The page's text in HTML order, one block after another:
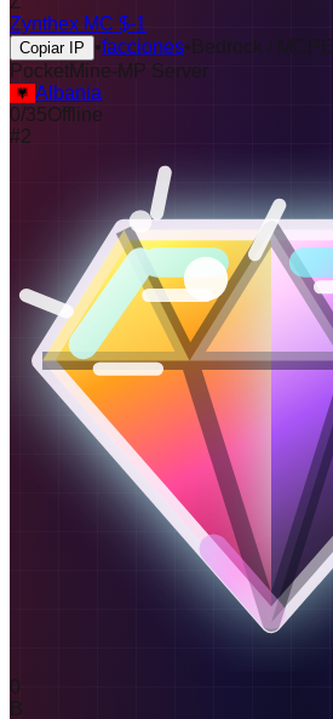
Zynthex MC $-1
Copiar IP •facciones• Bedrock / MCPE
PocketMine-MP Server
Albania
0/35Offline
#2
0
B